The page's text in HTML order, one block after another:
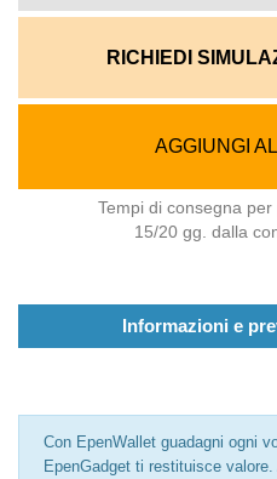
RICHIEDI
AGGIUNGI
Tempi di consegna
15/20 gg. dalla
Informazioni e
Con EpenWallet guadagni ogni
EpenGadget ti restituisce